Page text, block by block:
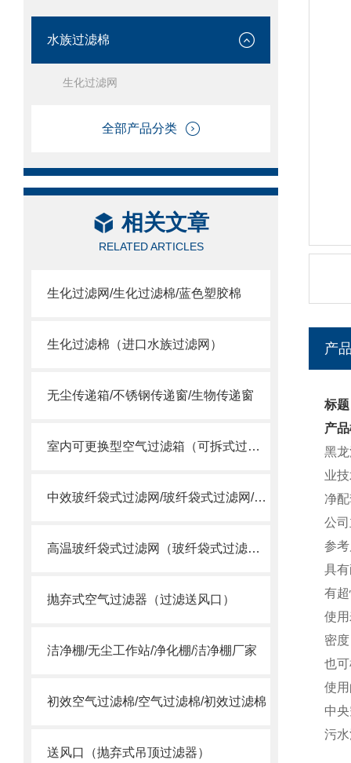
水族过滤棉
生化过滤网
全部产品分类
相关文章
RELATED ARTICLES
生化过滤网/生化过滤棉/蓝色塑胶棉
生化过滤棉（进口水族过滤网）
无尘传递箱/不锈钢传递窗/生物传递窗
室内可更换型空气过滤箱（可拆式过滤网）
中效玻纤袋式过滤网/玻纤袋式过滤网/高温袋式过滤网
高温玻纤袋式过滤网（玻纤袋式过滤器）
抛弃式空气过滤器（过滤送风口）
洁净棚/无尘工作站/净化棚/洁净棚厂家
初效空气过滤棉/空气过滤棉/初效过滤棉
送风口（抛弃式吊顶过滤器）
产
标
产
黑
业
净
公
参
具
有
使
密
也
使
中
污